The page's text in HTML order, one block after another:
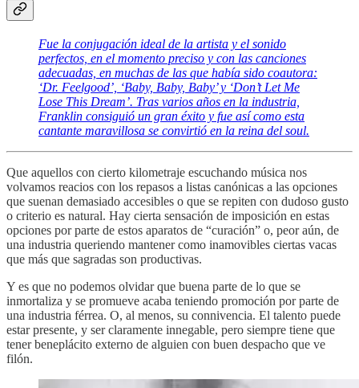
Fue la conjugación ideal de la artista y el sonido
perfectos, en el momento preciso y con las canciones
adecuadas, en muchas de las que había sido coautora:
‘Dr. Feelgood’, ‘Baby, Baby, Baby’ y ‘Don’t Let Me
Lose This Dream’. Tras varios años en la industria,
Franklin consiguió un gran éxito y fue así como esta
cantante maravillosa se convirtió en la reina del soul.
Que aquellos con cierto kilometraje escuchando música nos
volvamos reacios con los repasos a listas canónicas a las opciones
que suenan demasiado accesibles o que se repiten con dudoso gusto
o criterio es natural. Hay cierta sensación de imposición en estas
opciones por parte de estos aparatos de “curación” o, peor aún, de
una industria queriendo mantener como inamovibles ciertas vacas
que más que sagradas son productivas.
Y es que no podemos olvidar que buena parte de lo que se
inmortaliza y se promueve acaba teniendo promoción por parte de
una industria férrea. O, al menos, su connivencia. El talento puede
estar presente, y ser claramente innegable, pero siempre tiene que
tener beneplácito externo de alguien con buen despacho que ve
filón.